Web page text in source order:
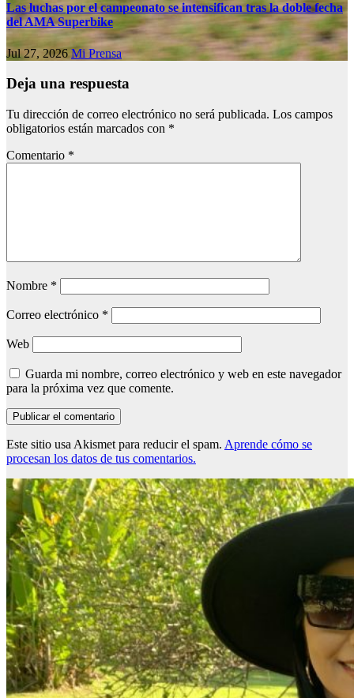
Las luchas por el campeonato se intensifican tras la doble fecha
del AMA Superbike
Jul 27, 2026Mi Prensa
Deja una respuesta
Tu dirección de correo electrónico no será publicada. Los campos
obligatorios están marcados con *
Comentario *
Nombre *
Correo electrónico *
Web
Guarda mi nombre, correo electrónico y web en este navegador
para la próxima vez que comente.
Este sitio usa Akismet para reducir el spam. Aprende cómo se
procesan los datos de tus comentarios.